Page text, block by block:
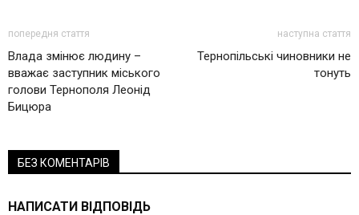
попередня стаття
Влада змінює людину –
вважає заступник міського
голови Тернополя Леонід
Бицюра
наступна стаття
Тернопільські чиновники не
тонуть
БЕЗ КОМЕНТАРІВ
НАПИСАТИ ВІДПОВІДЬ